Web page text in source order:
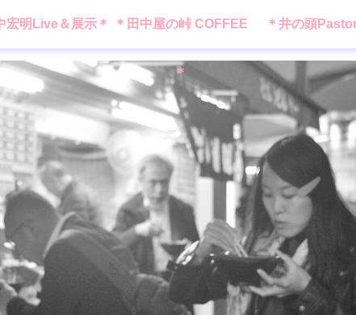
宏明Live＆展示＊ ＊田中屋の峠 COFFEE
＊
＊井の頭